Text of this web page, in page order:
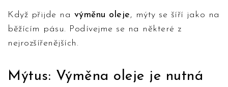
Když přijde na výměnu oleje, mýty se šíří jako na
běžícím pásu. Podívejme se na některé z
nejrozšířenějších.
Mýtus: Výměna oleje je nutná